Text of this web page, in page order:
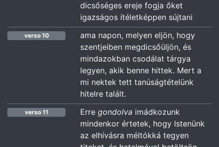
dicsőséges ereje fogja őket
igazságos ítéletképpen sújtani
verso 10
ama napon, melyen eljön, hogy
szentjeiben megdicsőüljön, és
mindazokban csodálat tárgya
legyen, akik benne hittek. Mert a
mi nektek tett tanúságtételünk
hitelre talált.
verso 11 Erregondolva imádkozunk
mindenkor értetek, hogy Istenünk
az elhívásra méltókká tegyen